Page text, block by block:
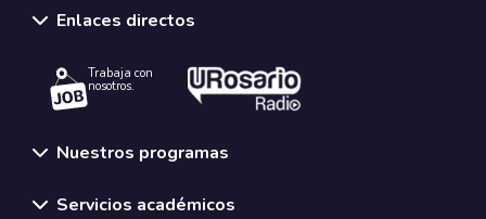
Enlaces directos
Trabaja con
nosotros.
Nuestros programas
Servicios académicos